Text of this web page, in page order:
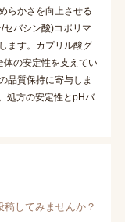
らかさを向上させる
バシン酸)コポリマ
ます。カプリル酸グ
体の安定性を支えてい
品質保持に寄与しま
処方の安定性とpHバ
してみませんか？